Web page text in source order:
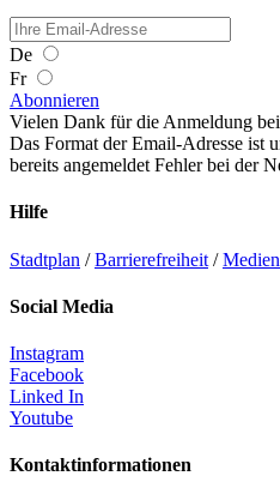
De
Fr
Abonnieren
Vielen Dank für die Anmeldung
Das Format der Email-Adresse ist
bereits angemeldet Fehler bei der
Hilfe
Stadtplan /Barrierefreiheit /
Social Media
Instagram
Facebook
Linked In
Youtube
Kontaktinformationen